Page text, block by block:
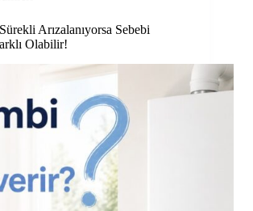
Arızalanıyorsa Sebebi
Olabilir!